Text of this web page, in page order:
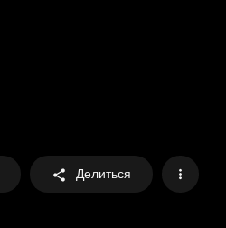
Делиться